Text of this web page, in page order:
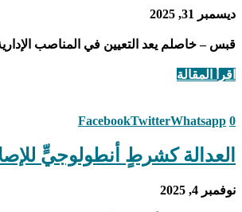
ديسمبر 31, 2025
قبس – خاصلم يعد التعيين في المناصب
اقرأ المقالة
0
FacebookTwitterWhatsapp
العدالة كشرطٍ أنطولوجيٍّ
نوفمبر 4, 2025